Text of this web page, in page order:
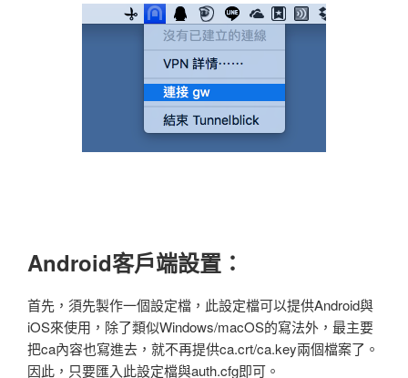
Android客戶端設置：
首先，須先製作一個設定檔，此設定檔可以提供Android與
iOS來使用，除了類似Windows/macOS的寫法外，最主要
把ca內容也寫進去，就不再提供ca.crt/ca.key兩個檔案了。
因此，只要匯入此設定檔與auth.cfg即可。